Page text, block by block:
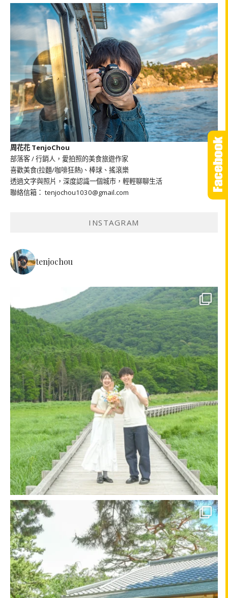
周花花 TenjoChou
部落客 / 行銷人，愛拍照的美食旅遊作家
喜歡美食(拉麵/咖啡狂熱)、棒球、搖滾樂
透過文字與照片，深度認識一個城市，輕輕聊聊生活
聯絡信箱： tenjochou1030@gmail.com
INSTAGRAM
tenjochou